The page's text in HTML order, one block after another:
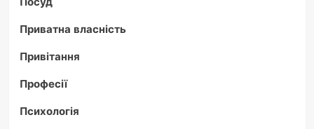
Приватна власність
Привітання
Професії
Психологія